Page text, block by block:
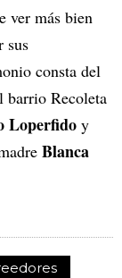
ver más bien
sus
consta del
barrio Recoleta
Loperfido y
Blanca